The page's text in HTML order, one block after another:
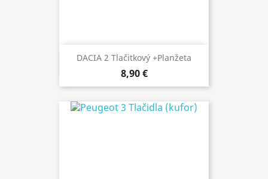
DACIA 2 Tlačitkový +planžeta
8,90 €